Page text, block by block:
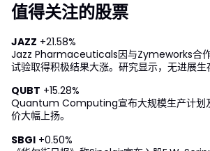
值得关注的股票
JAZZ +21.58%
Jazz Pharmaceuticals因与Zymeworks合
试验取得积极结果大涨。研究显示，无进展生
QUBT +15.28%
Quantum Computing宣布大规模生产计划
价大幅上扬。
SBGI +0.50%